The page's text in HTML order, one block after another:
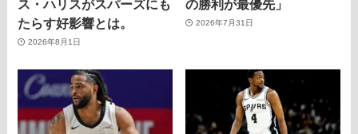
ス・ハリスがスパーズにも
たらす好影響とは。
2026年8月1日
の勝利が最優先」
2026年7月31日